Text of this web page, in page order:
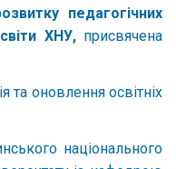
педагогічних
ХНУ,присвячена
та оновлення освітніх
національного